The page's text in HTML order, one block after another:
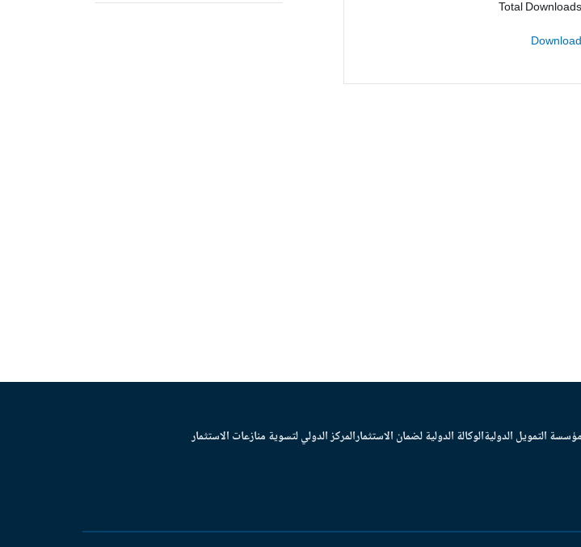
Total
مؤسسة التمويل الدوليةالوكالة الدولية لضمان الاستثمارالمركز الدولي لتسوية منازعات الاستثمار